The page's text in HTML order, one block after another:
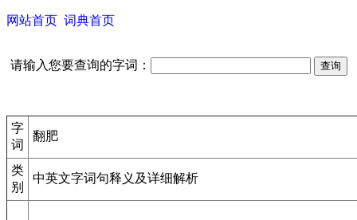
网站首页 词典首页
请输入您要查询的字词：
字
词
翻肥
类
别
中英文字词句释义及详细解析